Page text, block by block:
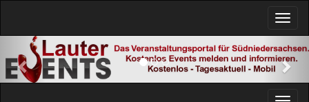
Previous